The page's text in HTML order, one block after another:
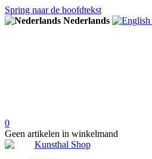
Spring naar de hoofdtekst
Nederlands
0
Geen artikelen in winkelmand